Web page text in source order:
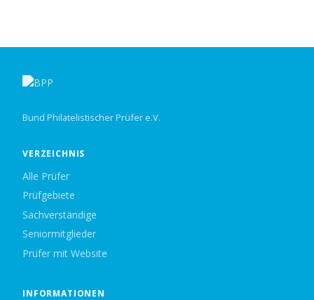
Bund Philatelistischer Prüfer e.V.
VERZEICHNIS
Alle Prüfer
Prüfgebiete
Sachverständige
Seniormitglieder
Prüfer mit Website
INFORMATIONEN